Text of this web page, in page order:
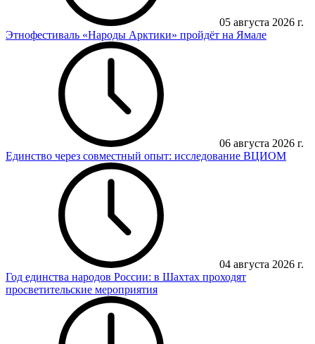
05 августа 2026 г.
Этнофестиваль «Народы Арктики» пройдёт на Ямале
06 августа 2026 г.
Единство через совместный опыт: исследование ВЦИОМ
04 августа 2026 г.
Год единства народов России: в Шахтах проходят
просветительские мероприятия